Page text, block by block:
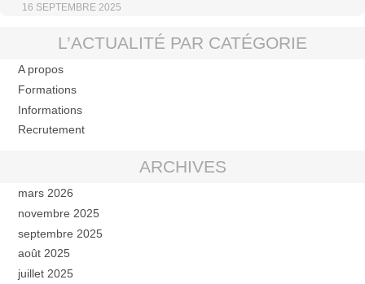
16 SEPTEMBRE 2025
L’ACTUALITÉ PAR CATÉGORIE
A propos
Formations
Informations
Recrutement
ARCHIVES
mars 2026
novembre 2025
septembre 2025
août 2025
juillet 2025